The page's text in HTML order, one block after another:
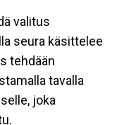
valitus
seura käsittelee
tehdään
tavalla
joka